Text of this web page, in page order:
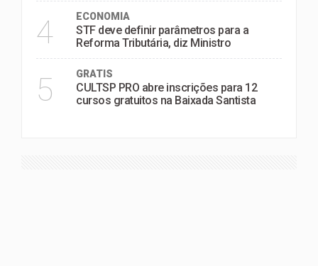
4 ECONOMIA
STF deve definir parâmetros para a
Reforma Tributária, diz Ministro
5 GRATIS
CULTSP PRO abre inscrições para 12
cursos gratuitos na Baixada Santista